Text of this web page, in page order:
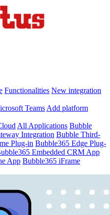
Functionalities New integration
Teams Add platform
All Applications Bubble
Integration Bubble Third-
Plug-in Bubble365 Edge Plug-
Embedded CRM App
App Bubble365 iFrame